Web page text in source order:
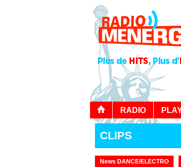
RADIO
CLIPS
News DANCE/ELECTRO